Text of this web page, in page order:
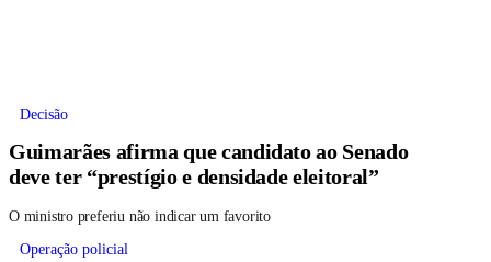
Decisão
Guimarães afirma que candidato ao Senado
deve ter “prestígio e densidade eleitoral”
O ministro preferiu não indicar um favorito
Operação policial